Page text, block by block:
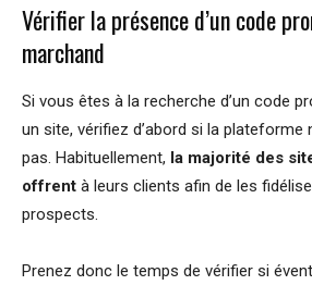
Vérifier la présence d’un code
marchand
Si vous êtes à la recherche d’un code
un site, vérifiez d’abord si la plateforme
pas. Habituellement, la majorité des
offrent à leurs clients afin de les
prospects.
Prenez donc le temps de vérifier si